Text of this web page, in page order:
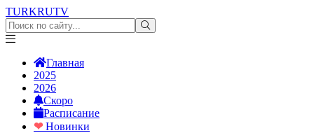
TURKRUTV
Главная
2025
2026
Скоро
Расписание
❤Новинки